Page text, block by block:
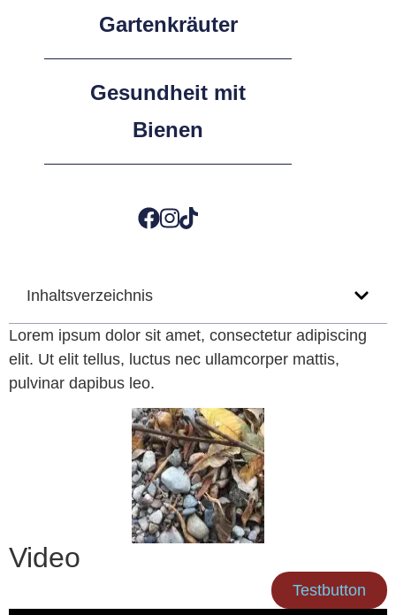
Gartenkräuter
Gesundheit mit
Bienen
Inhaltsverzeichnis
Lorem ipsum dolor sit amet, consectetur adipiscing
elit. Ut elit tellus, luctus nec ullamcorper mattis,
pulvinar dapibus leo.
Video
Testbutton